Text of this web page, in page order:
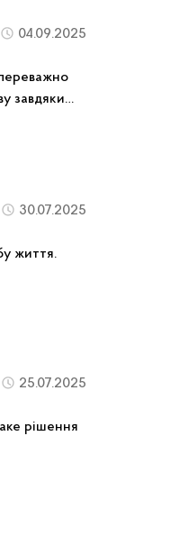
04.09.2025
переважно
30.07.2025
життя.
25.07.2025
рішення